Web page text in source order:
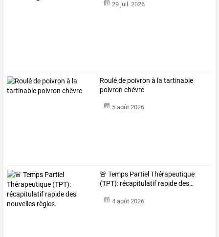
29 juil. 2026
Roulé de poivron à la tartinable
poivron chèvre
5 août 2026
🚨 Temps Partiel Thérapeutique
(TPT): récapitulatif rapidedes…
4 août 2026